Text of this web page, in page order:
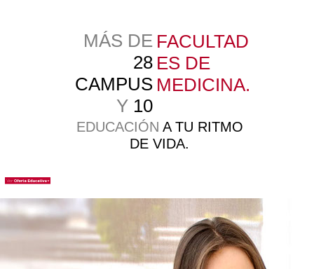
MÁS DE
28
CAMPUS
Y 10
FACULTAD
ES DE
MEDICINA.
EDUCACIÓN A TU RITMO
DE VIDA.